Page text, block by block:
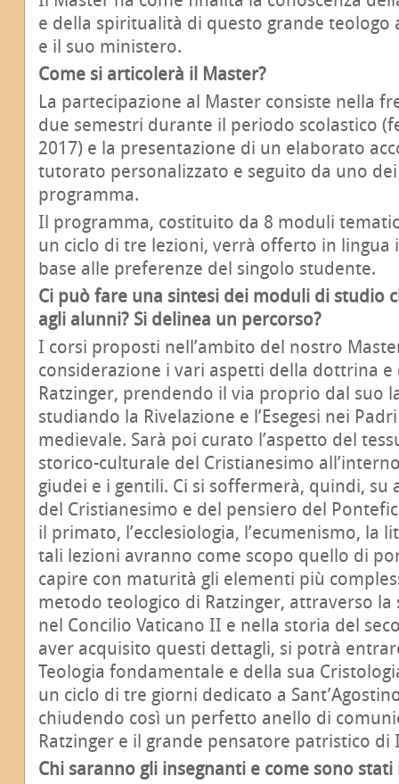
e della spiritualità di questo grande teologo
e il suo ministero.
Come si articolerà il Master?
La partecipazione al Master consiste nella
due semestri durante il periodo scolastico
2017) e la presentazione di un elaborato
tutorato personalizzato e seguito da uno
programma.
Il programma, costituito da 8 moduli
un ciclo di tre lezioni, verrà offerto in lingua
base alle preferenze del singolo studente.
Ci può fare una sintesi dei moduli di studio
agli alunni? Si delinea un percorso?
I corsi proposti nell’ambito del nostro
considerazione i vari aspetti della dottrina
Ratzinger, prendendo il via proprio dal suo
studiando la Rivelazione e l’Esegesi nei
medievale. Sarà poi curato l’aspetto del
storico-culturale del Cristianesimo
giudei e i gentili. Ci si soffermerà, quindi, su
del Cristianesimo e del pensiero del
il primato, l’ecclesiologia, l’ecumenismo, la
tali lezioni avranno come scopo quello di
capire con maturità gli elementi più
metodo teologico di Ratzinger, attraverso
nel Concilio Vaticano II e nella storia del
aver acquisito questi dettagli, si potrà
Teologia fondamentale e della sua
un ciclo di tre giorni dedicato a
chiudendo così un perfetto anello di
Ratzinger e il grande pensatore patristico di
Chi saranno gli insegnanti e come sono